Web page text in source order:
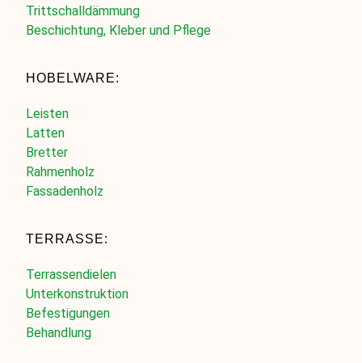
Trittschalldämmung
Beschichtung, Kleber und Pflege
HOBELWARE:
Leisten
Latten
Bretter
Rahmenholz
Fassadenholz
TERRASSE:
Terrassendielen
Unterkonstruktion
Befestigungen
Behandlung